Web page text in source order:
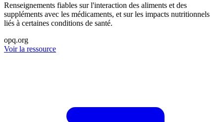
Renseignements fiables sur l'interaction des aliments et des
suppléments avec les médicaments, et sur les impacts nutritionnels
liés à certaines conditions de santé.
opq.org
Voir la ressource